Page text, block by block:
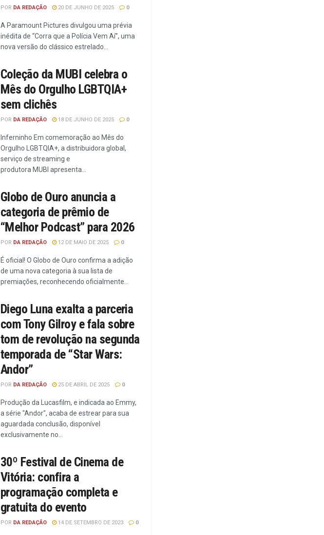
POR DA REDAÇÃO 20 DE JUNHO DE 2025 0
A Paramount Pictures divulgou uma prévia
inédita de “Corra que a Polícia Vem Aí”, uma
nova versão do clássico estrelado...
Coleção da MUBI celebra o
Mês do Orgulho LGBTQIA+
sem clichês
POR DA REDAÇÃO 18 DE JUNHO DE 2025 0
Inferninho Em comemoração ao Mês do
Orgulho LGBTQIA+, a distribuidora global,
serviço de streaming e
produtora MUBI apresenta...
Globo de Ouro anuncia a
categoria de prêmio de
“Melhor Podcast” para 2026
POR DA REDAÇÃO 12 DE MAIO DE 2025 0
É oficial! O Globo de Ouro confirma a adição
de uma nova categoria à sua lista de
premiações, reconhecendo oficialmente...
Diego Luna exalta a parceria
com Tony Gilroy e fala sobre
tom de revolução na segunda
temporada de “Star Wars:
Andor”
POR DA REDAÇÃO 25 DE ABRIL DE 2025 0
Produção da Lucasfilm, e indicada ao Emmy,
a série "Andor", acaba de estrear para sua
aguardada conclusão, disponível
exclusivamente no...
30º Festival de Cinema de
Vitória: confira a
programação completa e
gratuita do evento
POR DA REDAÇÃO 14 DE SETEMBRO DE 2023 0